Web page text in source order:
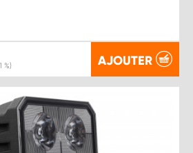
%) AJOUTER